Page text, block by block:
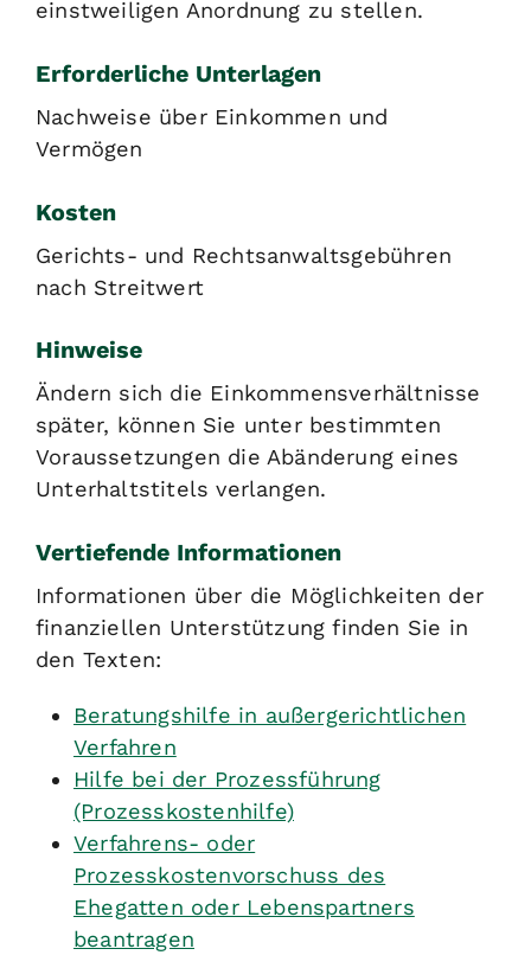
einstweiligen Anordnung zu stellen.
Erforderliche Unterlagen
Nachweise über Einkommen und
Vermögen
Kosten
Gerichts- und Rechtsanwaltsgebühren
nach Streitwert
Hinweise
Ändern sich die Einkommensverhältnisse
später, können Sie unter bestimmten
Voraussetzungen die Abänderung eines
Unterhaltstitels verlangen.
Vertiefende Informationen
Informationen über die Möglichkeiten der
finanziellen Unterstützung finden Sie in
den Texten:
Beratungshilfe in außergerichtlichen
Verfahren
Hilfe bei der Prozessführung
(Prozesskostenhilfe)
Verfahrens- oder
Prozesskostenvorschuss des
Ehegatten oder Lebenspartners
beantragen